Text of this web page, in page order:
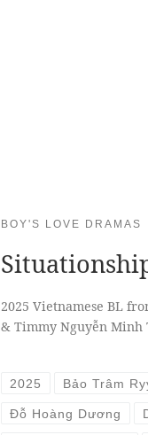
BOY'S LOVE DRAMAS
2025 Vietnamese BL
& Timmy Nguyễn Minh
2025 Bảo Trâm
Đỗ Hoàng Dương